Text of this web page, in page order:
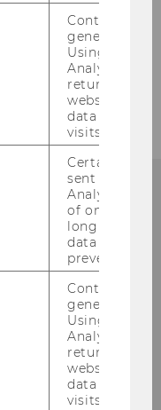
Contains a
generated
Using this
Analytics can
returning
website and
data from
visits.
Certain data
sent to
Analytics a
of once per
long as it is
data
prevented.
Contains a
generated
Using this
Analytics can
returning
website and
data from
visits.